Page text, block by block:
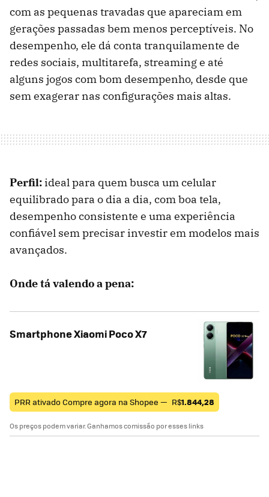
com as pequenas travadas que apareciam em
gerações passadas bem menos perceptíveis. No
desempenho, ele dá conta tranquilamente de
redes sociais, multitarefa, streaming e até
alguns jogos com bom desempenho, desde que
sem exagerar nas configurações mais altas.
Perfil: ideal para quem busca um celular
equilibrado para o dia a dia, com boa tela,
desempenho consistente e uma experiência
confiável sem precisar investir em modelos mais
avançados.
Onde tá valendo a pena:
Smartphone Xiaomi Poco X7
PRR ativado Compre agora na Shopee — R$1.844,28
Os preços podem variar. Ganhamos comissão por esses links